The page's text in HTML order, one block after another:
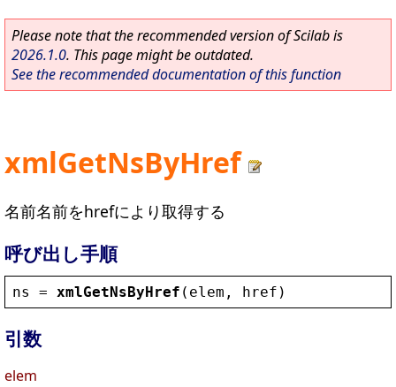
Please note that the recommended version of Scilab is
2026.1.0. This page might be outdated.
See the recommended documentation of this function
xmlGetNsByHref
名前名前をhrefにより取得する
呼び出し手順
ns = xmlGetNsByHref ( elem , href )
引数
elem